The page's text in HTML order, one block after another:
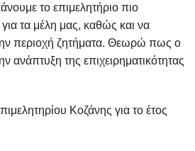
το επιμελητήριο πιο
τα μέλη μας, καθώς και να
περιοχή ζητήματα. Θεωρώ πως ο
ανάπτυξη της επιχειρηματικότητας
Κοζάνης για το έτος